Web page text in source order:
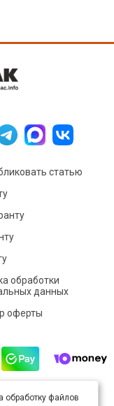
статью
обработки
данных
оферты
полицензии Creative
обработку файлов